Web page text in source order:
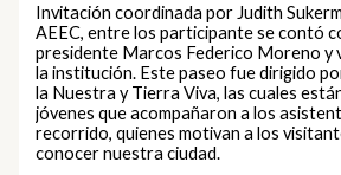
Invitación coordinada por Judith
AEEC, entre los participante se contó
presidente Marcos Federico Moreno y
la institución. Este paseo fue dirigido
la Nuestra y Tierra Viva, las cuales
jóvenes que acompañaron a los
recorrido, quienes motivan a los
conocer nuestra ciudad.